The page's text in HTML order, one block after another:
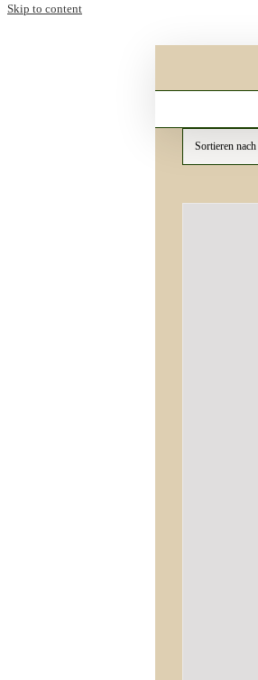
Skip to content
Sortieren nach